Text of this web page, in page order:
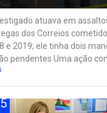
atuava em
dos Correios
e 2019; ele tinha dois
pendentes Uma ação
5